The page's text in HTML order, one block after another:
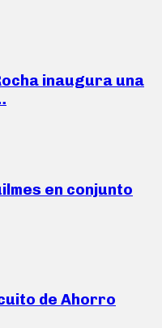
inaugura una
en conjunto
de Ahorro